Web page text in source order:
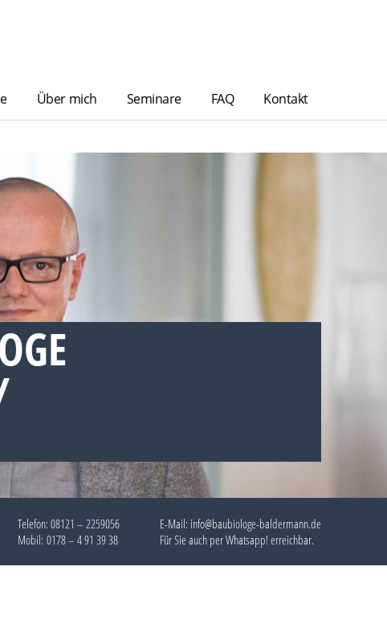
Über mich Seminare FAQ Kontakt
Telefon: 08121 – 2259056
Mobil: 0178 – 4 91 39 38
E-Mail: info@baubiologe-baldermann.de
Für Sie auch perWhatsapp!erreichbar.